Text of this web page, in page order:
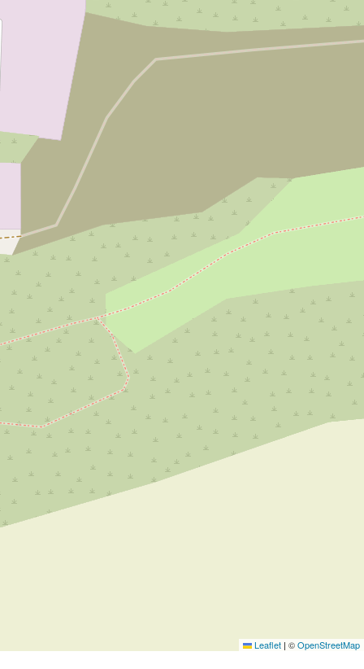
Leaflet | ©OpenStreetMap